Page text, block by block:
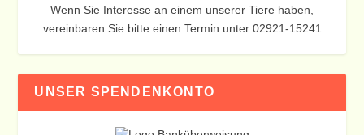
Wenn Sie Interesse an einem unserer Tiere haben,
vereinbaren Sie bitte einen Termin unter 02921-15241
UNSER SPENDENKONTO